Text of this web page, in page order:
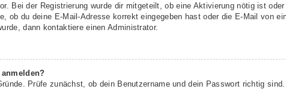
Bei der Registrierung wurde dir mitgeteilt, ob eine Aktivierung nötig ist
ob du deine E-Mail-Adresse korrekt eingegeben hast oder die E-Mail von
dann kontaktiere einen Administrator.
Prüfe zunächst, ob dein Benutzername und dein Passwort richtig